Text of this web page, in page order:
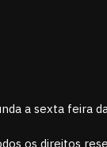
a sexta feira
os direitos